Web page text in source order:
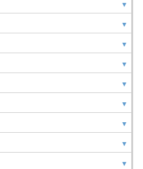
▼
▼
▼
▼
▼
▼
▼
▼
▼